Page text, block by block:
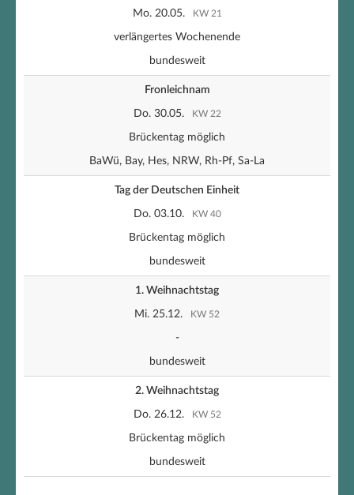
Mo. 20.05. KW 21
verlängertes Wochenende
bundesweit
Fronleichnam
Do. 30.05. KW 22
Brückentag möglich
BaWü, Bay, Hes, NRW, Rh-Pf, Sa-La
Tag der Deutschen Einheit
Do. 03.10. KW 40
Brückentag möglich
bundesweit
1. Weihnachtstag
Mi. 25.12. KW 52
-
bundesweit
2. Weihnachtstag
Do. 26.12. KW 52
Brückentag möglich
bundesweit